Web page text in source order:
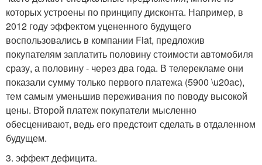
которых устроены по принципу дисконта. Например, в
2012 году эффектом уцененного будущего
воспользовались в компании Fiat, предложив
покупателям заплатить половину стоимости автомобиля
сразу, а половину - через два года. В телерекламе они
показали сумму только первого платежа (5900 \u20ac),
тем самым уменьшив переживания по поводу высокой
цены. Второй платеж покупатели мысленно
обесценивают, ведь его предстоит сделать в отдаленном
будущем.
3. эффект дефицита.